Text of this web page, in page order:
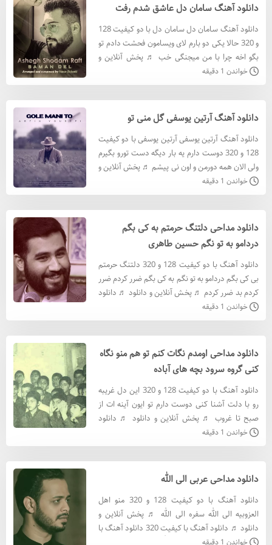
دانلود آهنگ سامان دل عاشق شدم رفت
دانلود آهنگ سامان دل سامان دل با دو کیفیت 128
و 320 حالا یکی دو بارم لای ویسامون فحشت دادم تو
بگو اخه چرا با من میجنگی خب ♬ پخش آنلاین و
دانلود آهنگ سا
خواندن 1 دقیقه
دانلود آهنگ آرتین یوسفی گل منی تو
دانلود آهنگ آرتین یوسفی آرتین یوسفی با دو کیفیت
128 و 320 دوست دارم یه بار دیگه دست تورو بگیرم
ولی الان همه دورمن و اون نی پیشم ♬ پخش آنلاین و
خواندن 1 دقیقه
دانلود مداحی دلتنگ حرمتم به کی بگم
دردامو به تو نگم حسین طاهری
دانلود آهنگ با دو کیفیت 128 و 320 دلتنگ حرمتم
بی کی بگم دردامو به تو نگم به کی بگم ضرر کردم ضرر
کردم بد ضرر کردم ♬ پخش آنلاین و دانلود ♬ دانلود
خواندن 1 دقیقه
دانلود مداحی اومدم نگات کنم تو هم منو نگاه
کنی گروه سرود بچه های آباده
دانلود آهنگ با دو کیفیت 128 و 320 این دل غریبه
رو با دلت آشنا کنی دوست دارم تو ایون آینه ات از
صبح تا غروب ♬ پخش آنلاین و دانلود ♬ دانلود
متن آهنگ
خواندن 1 دقیقه
دانلود مداحی عربی الی الله
دانلود آهنگ با دو کیفیت 128 و 320 منو اهل
العزوبيه الى الله سفره الى الله ♬ پخش آنلاین و
دانلود ♬ دانلود آهنگ با کيفيت 320 دانلود آهنگ با
خواندن 1 دقیقه